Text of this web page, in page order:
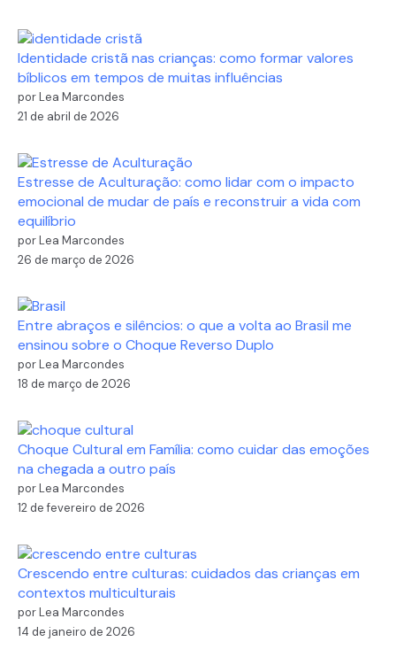
Identidade cristã nas crianças: como formar valores
bíblicos em tempos de muitas influências
por Lea Marcondes
21 de abril de 2026
Estresse de Aculturação: como lidar com o impacto
emocional de mudar de país e reconstruir a vida com
equilíbrio
por Lea Marcondes
26 de março de 2026
Entre abraços e silêncios: o que a volta ao Brasil me
ensinou sobre o Choque Reverso Duplo
por Lea Marcondes
18 de março de 2026
Choque Cultural em Família: como cuidar das emoções
na chegada a outro país
por Lea Marcondes
12 de fevereiro de 2026
Crescendo entre culturas: cuidados das crianças em
contextos multiculturais
por Lea Marcondes
14 de janeiro de 2026